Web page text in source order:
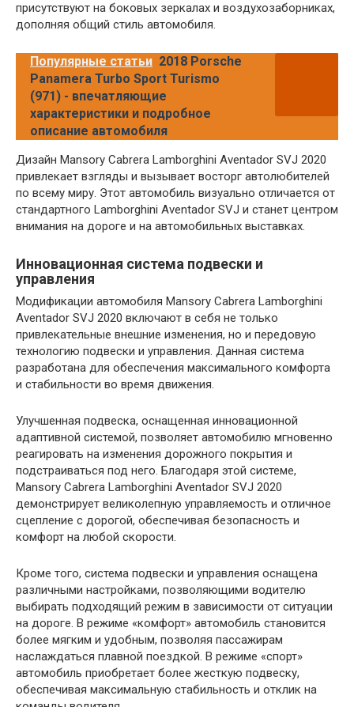
присутствуют на боковых зеркалах и воздухозаборниках,
дополняя общий стиль автомобиля.
Популярные статьи 2018 Porsche
Panamera Turbo Sport Turismo
(971) - впечатляющие
характеристики и подробное
описание автомобиля
Дизайн Mansory Cabrera Lamborghini Aventador SVJ 2020
привлекает взгляды и вызывает восторг автолюбителей
по всему миру. Этот автомобиль визуально отличается от
стандартного Lamborghini Aventador SVJ и станет центром
внимания на дороге и на автомобильных выставках.
Инновационная система подвески и
управления
Модификации автомобиля Mansory Cabrera Lamborghini
Aventador SVJ 2020 включают в себя не только
привлекательные внешние изменения, но и передовую
технологию подвески и управления. Данная система
разработана для обеспечения максимального комфорта
и стабильности во время движения.
Улучшенная подвеска, оснащенная инновационной
адаптивной системой, позволяет автомобилю мгновенно
реагировать на изменения дорожного покрытия и
подстраиваться под него. Благодаря этой системе,
Mansory Cabrera Lamborghini Aventador SVJ 2020
демонстрирует великолепную управляемость и отличное
сцепление с дорогой, обеспечивая безопасность и
комфорт на любой скорости.
Кроме того, система подвески и управления оснащена
различными настройками, позволяющими водителю
выбирать подходящий режим в зависимости от ситуации
на дороге. В режиме «комфорт» автомобиль становится
более мягким и удобным, позволяя пассажирам
наслаждаться плавной поездкой. В режиме «спорт»
автомобиль приобретает более жесткую подвеску,
обеспечивая максимальную стабильность и отклик на